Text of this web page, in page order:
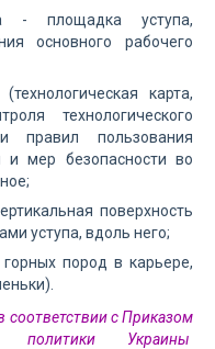
- площадка уступа,
основного рабочего
карта,
технологического
правил пользования
и мер безопасности во
поверхность
уступа, вдоль него;
пород в карьере,
соответствии с Приказом
политики Украины